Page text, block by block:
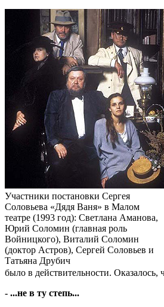
Участники постановки Сергея
Соловьева «Дядя Ваня» в Малом
театре (1993 год): Светлана Аманова,
Юрий Соломин (главная роль
Войницкого), Виталий Соломин
(доктор Астров), Сергей Соловьев и
Татьяна Друбич
было в действительности. Оказалось,
- ...не в ту степь...